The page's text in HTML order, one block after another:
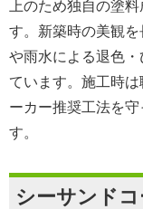
上のため独自の塗
す。新築時の美観
や雨水による退色
ています。施工時
ーカー推奨工法を
す。
シーサンド